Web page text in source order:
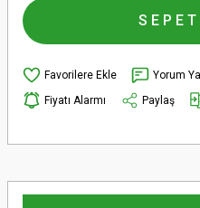
Yorum
Fiyatı Alarmı
Paylaş